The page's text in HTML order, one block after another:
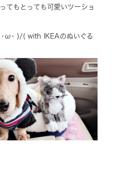
てもとっても可愛いツーショ
･ω･ )/( with IKEAのぬいぐる